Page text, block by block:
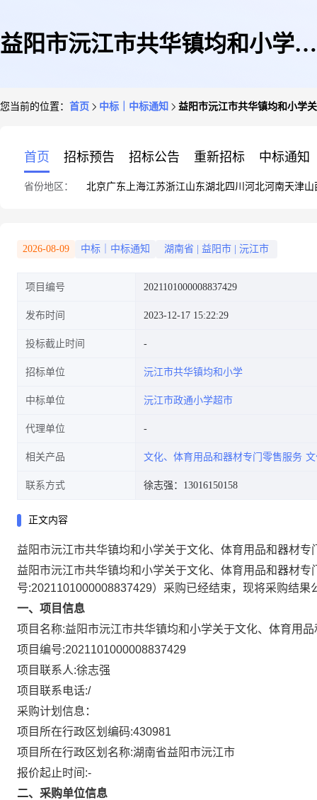
益阳市沅江市共华镇均和小学关
公告
您当前的位置： 首页 中标｜中标通知 益阳市沅江市共华镇均和小学
首页 招标预告 招标公告 重新招标 中标通知
省份地区： 北京广东 上海江苏浙江山东湖北四川 河北河南天津山
2026-08-09 中标｜中标通知 湖南省 益阳市 沅江市
项目编号 2021101000008837429
发布时间 2023-12-17 15:22:29
投标截止时间
招标单位 沅江市共华镇均和小学
中标单位 沅江市政通小学超市
代理单位
相关产品 文化、体育用品和器材专门零售服务
联系方式 徐志强：13016150158
正文内容
益阳市沅江市共华镇均和小学关于文化、体育用品和器材
益阳市沅江市共华镇均和小学关于文化、体育用品和器材
号:2021101000008837429）采购已经结束，现将采购结果
一、项目信息
项目名称:益阳市沅江市共华镇均和小学关于文化、体育用
项目编号:2021101000008837429
项目联系人:徐志强
项目联系电话:/
采购计划信息：
项目所在行政区划编码:430981
项目所在行政区划名称:湖南省益阳市沅江市
报价起止时间:-
二、采购单位信息